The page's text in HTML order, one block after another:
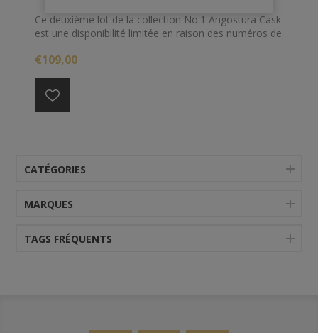
Ce deuxième lot de la collection No.1 Angostura Cask
est une disponibilité limitée en raison des numéros de
15 000 produits. Il possède un goût de noisette avec
€109,00
CATÉGORIES
MARQUES
TAGS FRÉQUENTS